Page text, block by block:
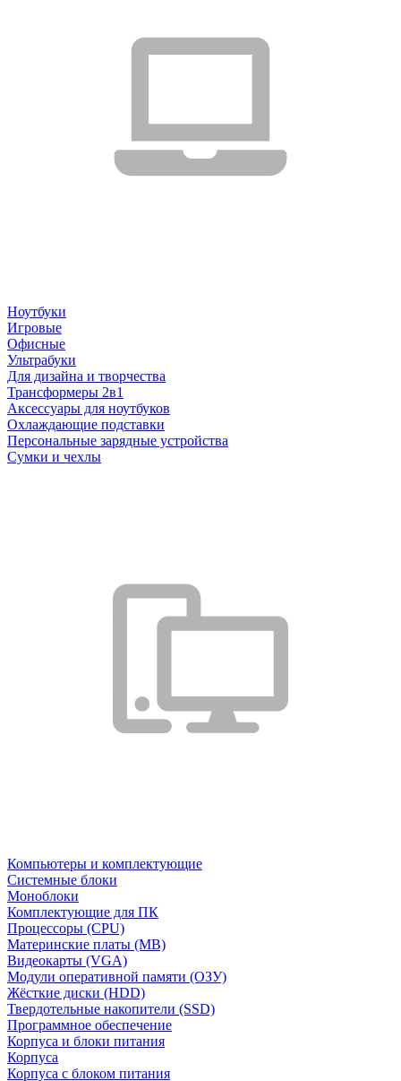
Ноутбуки
Игровые
Офисные
Ультрабуки
Для дизайна и творчества
Трансформеры 2в1
Аксессуары для ноутбуков
Охлаждающие подставки
Персональные зарядные устройства
Сумки и чехлы
Компьютеры и комплектующие
Системные блоки
Моноблоки
Комплектующие для ПК
Процессоры (CPU)
Материнские платы (MB)
Видеокарты (VGA)
Модули оперативной памяти (ОЗУ)
Жёсткие диски (HDD)
Твердотельные накопители (SSD)
Программное обеспечение
Корпуса и блоки питания
Корпуса
Корпуса с блоком питания